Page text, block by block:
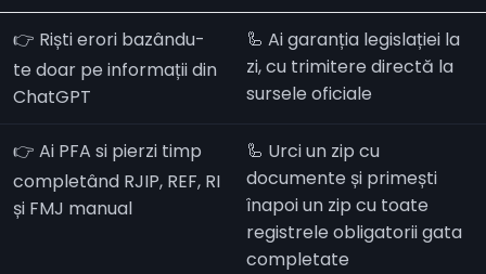
👉 Riști erori bazându-
te doar pe informații din
ChatGPT
🦾 Ai garanția legislației la
zi, cu trimitere directă la
sursele oficiale
👉 Ai PFA si pierzi timp
completând RJIP, REF, RI
și FMJ manual
🦾 Urci un zip cu
documente și primești
înapoi un zip cu toate
registrele obligatorii gata
completate